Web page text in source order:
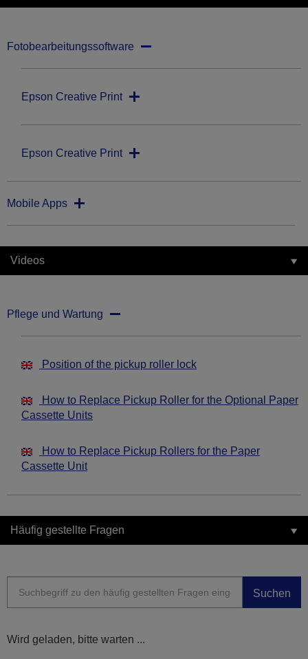
Fotobearbeitungssoftware
Epson Creative Print
Epson Creative Print
Mobile Apps
Videos
Pflege und Wartung
Position of the pickup roller lock
How to Replace Pickup Roller for the Optional Paper
Cassette Units
How to Replace Pickup Rollers for the Paper
Cassette Unit
Häufig gestellte Fragen
Suchen
Wird geladen, bitte warten ...